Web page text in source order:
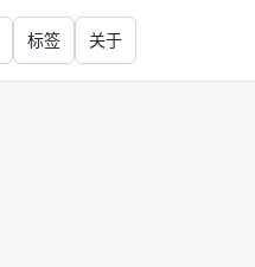
标签 关于